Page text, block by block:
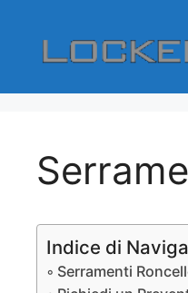
contenuto
Indice di
Serramenti